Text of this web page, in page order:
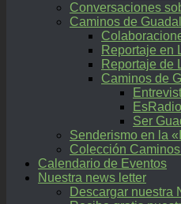
Conversaciones
Caminos de
Reportaje en
Reportaje de
Caminos de
Ser
Senderismo en la
Colección
Calendario de Eventos
Nuestra news letter
Descargar nuestra